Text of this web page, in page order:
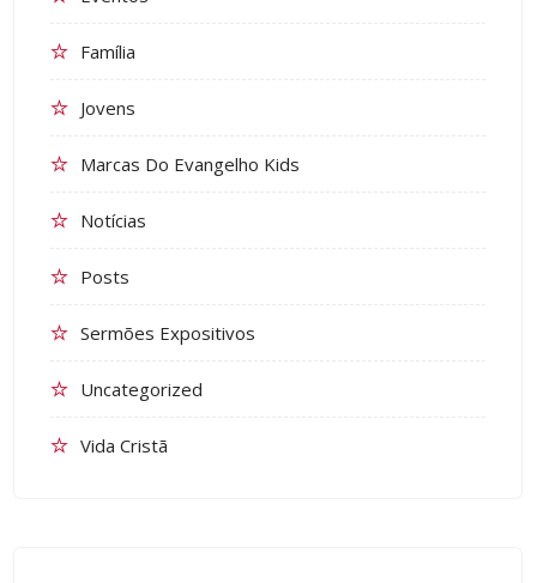
Família
Jovens
Marcas Do Evangelho Kids
Notícias
Posts
Sermões Expositivos
Uncategorized
Vida Cristã